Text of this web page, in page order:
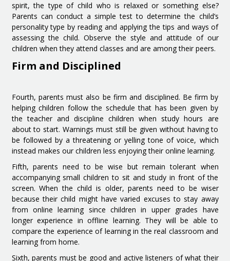
spirit, the type of child who is relaxed or something else?
Parents can conduct a simple test to determine the child’s
personality type by reading and applying the tips and ways of
assessing the child. Observe the style and attitude of our
children when they attend classes and are among their peers.
Firm and Disciplined
Fourth, parents must also be firm and disciplined. Be firm by
helping children follow the schedule that has been given by
the teacher and discipline children when study hours are
about to start. Warnings must still be given without having to
be followed by a threatening or yelling tone of voice, which
instead makes our children less enjoying their online learning.
Fifth, parents need to be wise but remain tolerant when
accompanying small children to sit and study in front of the
screen. When the child is older, parents need to be wiser
because their child might have varied excuses to stay away
from online learning since children in upper grades have
longer experience in offline learning. They will be able to
compare the experience of learning in the real classroom and
learning from home.
Sixth, parents must be good and active listeners of what their